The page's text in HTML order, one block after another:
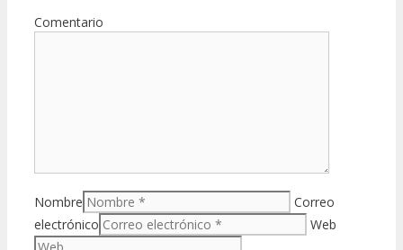
Comentario
Nombre
Correo
electrónico
Web